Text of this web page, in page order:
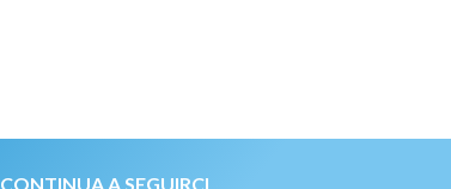
CONTINUA A SEGUIRCI